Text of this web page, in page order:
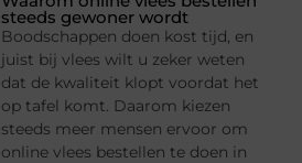
steeds gewoner wordt
Boodschappen doen kost tijd, en
juist bij vlees wilt u zeker weten
dat de kwaliteit klopt voordat het
op tafel komt. Daarom kiezen
steeds meer mensen ervoor om
online vlees bestellen te doen in